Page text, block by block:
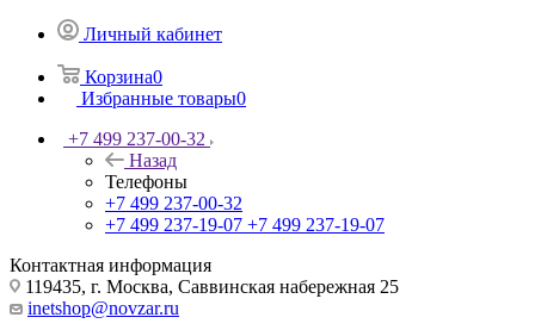
Личный кабинет
Корзина0
Избранные товары0
+7 499 237-00-32
Назад
Телефоны
+7 499 237-00-32
+7 499 237-19-07 +7 499 237-19-07
Контактная информация
119435, г. Москва, Саввинская набережная 25
inetshop@novzar.ru